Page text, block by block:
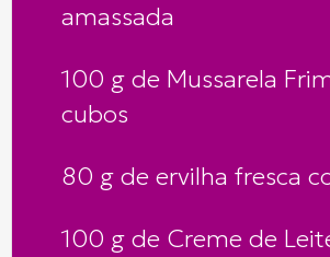
amassada
100 g de Mussarela
cubos
80 g de ervilha fresca
100 g de Creme de